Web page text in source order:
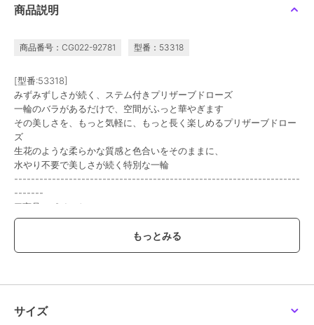
商品説明
商品番号：CG022-92781 型番：53318
[型番:53318]
みずみずしさが続く、ステム付きプリザーブドローズ
一輪のバラがあるだけで、空間がふっと華やぎます
その美しさを、もっと気軽に、もっと長く楽しめるプリザーブドロー
ズ
生花のような柔らかな質感と色合いをそのままに、
水やり不要で美しさが続く特別な一輪
--------------------------------------------------------------------
-------
■商品のポイント
本物のバラを加工した高級感、自然素材ならではの魅力があります。
水やり不要で長期間楽しむことができます。
手間いらずで、日常に彩りを添えてくれます。
気持ちをまっすぐ届けたいときに選ばれています。
--------------------------------------------------------------------
サイズ